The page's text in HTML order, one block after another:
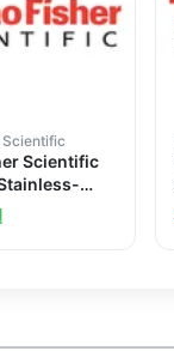
Scientific
S7,